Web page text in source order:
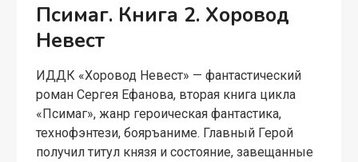
Псимаг. Книга 2. Хоровод
Невест
ИДДК «Хоровод Невест» — фантастический
роман Сергея Ефанова, вторая книга цикла
«Псимаг», жанр героическая фантастика,
технофэнтези, бояръаниме. Главный Герой
получил титул князя и состояние, завещанные